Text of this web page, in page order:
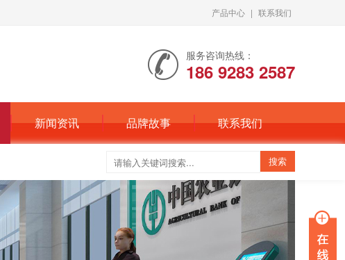
产品中心 | 联系我们
服务咨询热线：
186 9283 2587
新闻资讯 品牌故事 联系我们